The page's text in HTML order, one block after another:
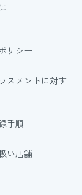
リシー
スメントに対す
手順
い店舗